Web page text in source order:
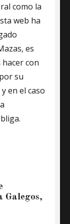
como la
web ha
es
hacer con
su
en el caso
Galegos,